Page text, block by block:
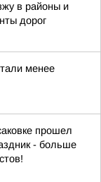
в районы и
дорог
менее
прошел
- больше